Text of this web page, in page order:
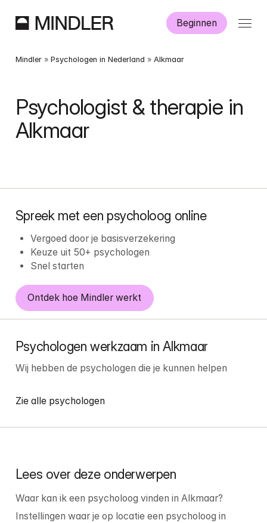
Beginnen
Hoe werkt Mindler?
Informatie
Aanmelden
Dutch English
Mindler » Psychologen in Nederland » Alkmaar
Psychologist & therapie in
Alkmaar
Spreek met een psycholoog online
Vergoed door je basisverzekering
Keuze uit 50+ psychologen
Snel starten
Ontdek hoe Mindler werkt
Psychologen werkzaam in Alkmaar
Wij hebben de psychologen die je kunnen helpen
Zie alle psychologen
Lees over deze onderwerpen
Waar kan ik een psycholoog vinden in Alkmaar?
Instellingen waar je op locatie een psycholoog in